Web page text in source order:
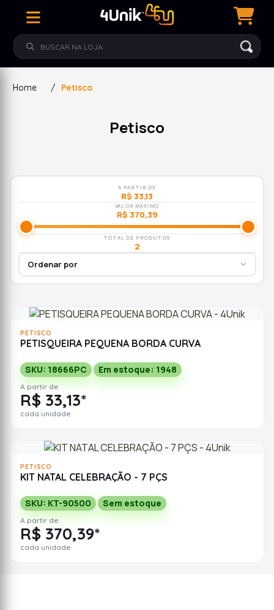
Home / Petisco
Petisco
A PARTIR DE
R$ 33,13
VALOR MÁXIMO
R$ 370,39
TOTAL DE PRODUTOS
2
PETISCO
PETISQUEIRA PEQUENA BORDA CURVA
SKU: 18666PC Em estoque: 1948
A partir de
R$ 33,13*
cada unidade
PETISCO
KIT NATAL CELEBRAÇÃO - 7 PÇS
SKU: KT-90500 Sem estoque
A partir de
R$ 370,39*
cada unidade